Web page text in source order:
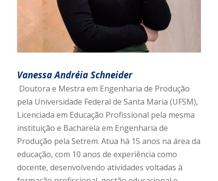
Vanessa Andréia Schneider
Doutora e Mestra em Engenharia de Produção
pela Universidade Federal de Santa Maria (UFSM),
Licenciada em Educação Profissional pela mesma
instituição e Bacharela em Engenharia de
Produção pela Setrem. Atua há 15 anos na área da
educação, com 10 anos de experiência como
docente, desenvolvendo atividades voltadas à